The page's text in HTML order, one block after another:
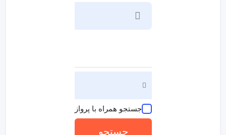
استانبول، به عنوان یکی از پرجمعیت ترین و زیباترین شهرهای
با استفاده از حمل و نقل عمومی، مسافران می توانند به راحتی
جستجو همراه با پرواز
جستجو